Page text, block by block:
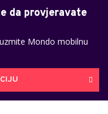
da provjeravate
Mondo mobilnu